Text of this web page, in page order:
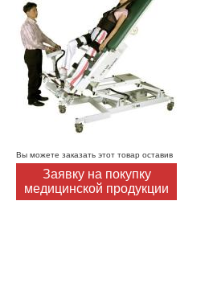
Вы можете заказать этот товар оставив
Заявку на покупку
медицинской продукции